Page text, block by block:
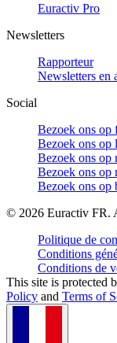
Euractiv Pro
Newsletters
Rapporteur
Newsletters en
Social
Bezoek ons op
Bezoek ons op
Bezoek ons op
Bezoek ons op
Bezoek ons op
© 2026 Euractiv FR.
Politique de
Conditions
Conditions de
This site is protected
Policy and Terms of